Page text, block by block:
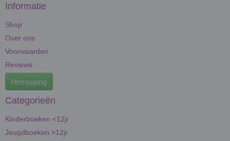
Informatie
Shop
Over ons
Voorwaarden
Reviews
Herroeping
Categorieën
Kinderboeken <12jr
Jeugdboeken >12jr